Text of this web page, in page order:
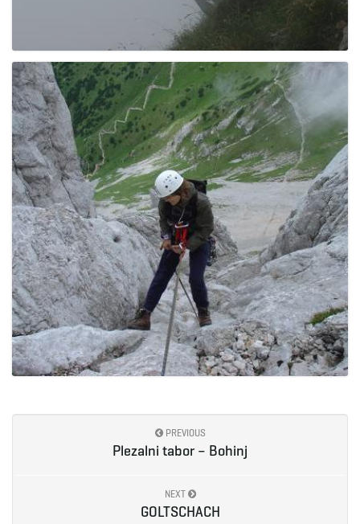
PREVIOUS
Plezalni tabor – Bohinj
NEXT
GOLTSCHACH